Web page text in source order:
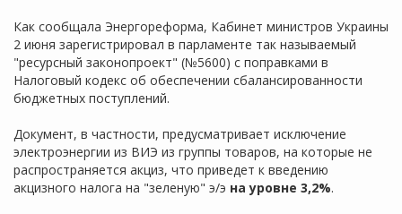
Как сообщала Энергореформа, Кабинет министров Украины
2 июня зарегистрировал в парламенте так называемый
"ресурсный законопроект" (№5600) с поправками в
Налоговый кодекс об обеспечении сбалансированности
бюджетных поступлений.
Документ, в частности, предусматривает исключение
электроэнергии из ВИЭ из группы товаров, на которые не
распространяется акциз, что приведет к введению
акцизного налога на "зеленую" э/э на уровне 3,2%.